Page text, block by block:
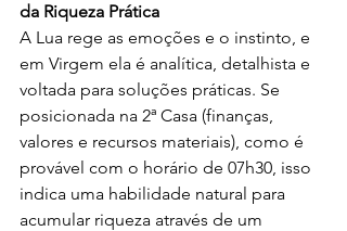
da Riqueza Prática
A Lua rege as emoções e o instinto, e
em Virgem ela é analítica, detalhista e
voltada para soluções práticas. Se
posicionada na 2ª Casa (finanças,
valores e recursos materiais), como é
provável com o horário de 07h30, isso
indica uma habilidade natural para
acumular riqueza através de um